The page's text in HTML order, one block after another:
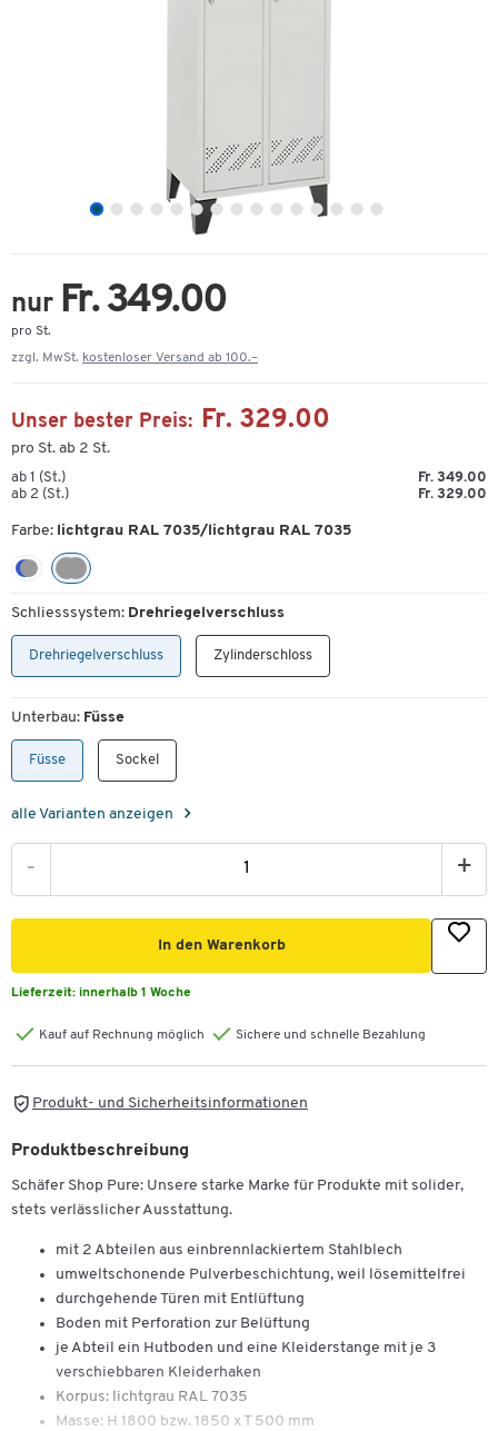
nur Fr. 349.00
pro St.
zzgl. MwSt. kostenloser Versand ab 100.–
Unser bester Preis: Fr. 329.00
pro St. ab 2 St.
ab 1 (St.)
Fr. 349.00
ab 2 (St.)
Fr. 329.00
Farbe: lichtgrau RAL 7035/lichtgrau RAL 7035
Schliesssystem: Drehriegelverschluss
Drehriegelverschluss Zylinderschloss
Unterbau: Füsse
Füsse Sockel
alle Varianten anzeigen
- +
In den Warenkorb
Lieferzeit: innerhalb 1 Woche
Kauf auf Rechnung möglich Sichere und schnelle Bezahlung
Produkt- und Sicherheitsinformationen
Produktbeschreibung
Schäfer Shop Pure: Unsere starke Marke für Produkte mit solider,
stets verlässlicher Ausstattung.
mit 2 Abteilen aus einbrennlackiertem Stahlblech
umweltschonende Pulverbeschichtung, weil lösemittelfrei
durchgehende Türen mit Entlüftung
Boden mit Perforation zur Belüftung
je Abteil ein Hutboden und eine Kleiderstange mit je 3
verschiebbaren Kleiderhaken
Korpus: lichtgrau RAL 7035
Masse: H 1800 bzw. 1850 x T 500 mm